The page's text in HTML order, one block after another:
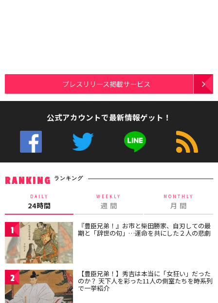
プレスリリース掲載サービス
公式アカウントで最新情報ゲット！
RANKING ランキング
DAILY
24時間
WEEKLY
週 間
MONTHLY
月 間
1 『豊臣兄弟！』お市と柴田勝家、自刃しての最
期と「辞世の句」…運命を共にした２人の悲劇
2 【豊臣兄弟！】秀吉は本当に「女狂い」だった
のか？ 天下人を彩った11人の側室たちを時系列
で一挙紹介